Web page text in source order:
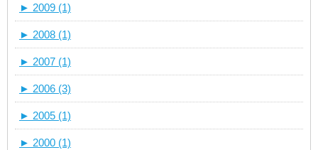
► 2009 (1)
► 2008 (1)
► 2007 (1)
► 2006 (3)
► 2005 (1)
► 2000 (1)